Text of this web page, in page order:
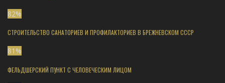
82%
СТРОИТЕЛЬСТВО САНАТОРИЕВ И ПРОФИЛАКТОРИЕВ В БРЕЖНЕВСКОМ СССР
81 %
ФЕЛЬДШЕРСКИЙ ПУНКТ С ЧЕЛОВЕЧЕСКИМ ЛИЦОМ